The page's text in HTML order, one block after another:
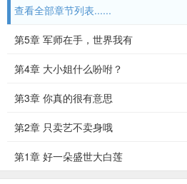
查看全部章节列表......
第5章 军师在手，世界我有
第4章 大小姐什么吩咐？
第3章 你真的很有意思
第2章 只卖艺不卖身哦
第1章 好一朵盛世大白莲